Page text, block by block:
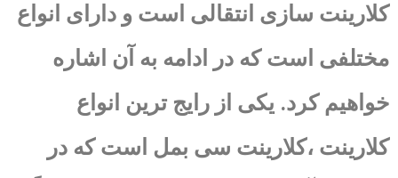
کلارینت سازی انتقالی است و دارای انواع
مختلفی است که در ادامه به آن اشاره
خواهیم کرد. یکی از رایج ترین انواع
کلارینت ،کلارینت سی بمل است که در